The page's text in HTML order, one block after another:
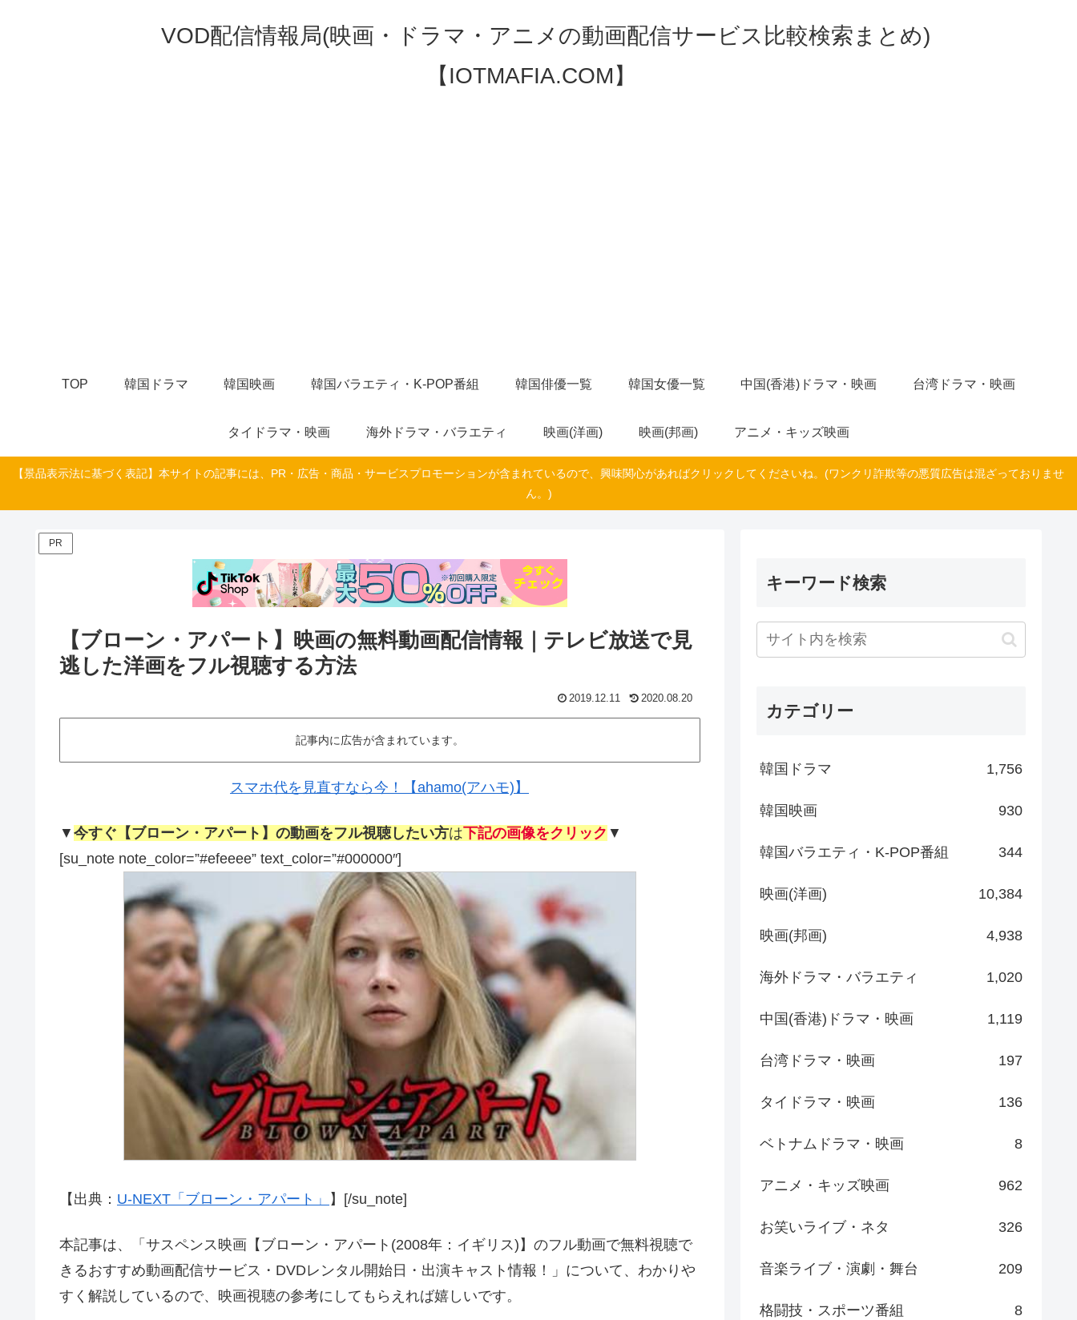
VOD配信情報局(映画・ドラマ・アニメの動画配信サービス比較検索まとめ)
【IOTMAFIA.COM】
TOP 韓国ドラマ 韓国映画 韓国バラエティ・K-POP番組 韓国俳優一覧 韓国女優一覧 中国(香港)ドラマ・映画 台湾ドラマ・映画
タイドラマ・映画 海外ドラマ・バラエティ 映画(洋画) 映画(邦画) アニメ・キッズ映画
【景品表示法に基づく表記】本サイトの記事には、PR・広告・商品・サービスプロモーションが含まれているので、興味関心があればクリックしてくださいね。(ワンクリ詐欺等の悪質広告は混ざっておりませ
ん。)
PR
【ブローン・アパート】映画の無料動画配信情報｜テレビ放送で見
逃した洋画をフル視聴する方法
2019.12.11 2020.08.20
記事内に広告が含まれています。
スマホ代を見直すなら今！【ahamo(アハモ)】
▼ 今すぐ【ブローン・アパート】の動画をフル視聴したい方は下記の画像をクリック ▼
[su_note note_color=”#efeeee” text_color=”#000000″]
【出典： U-NEXT「ブローン・アパート」 】[/su_note]
本記事は、「サスペンス映画【ブローン・アパート(2008年：イギリス)】のフル動画で無料視聴で
きるおすすめ動画配信サービス・DVDレンタル開始日・出演キャスト情報！」について、わかりや
すく解説しているので、映画視聴の参考にしてもらえれば嬉しいです。
キーワード検索
カテゴリー
韓国ドラマ 1,756
韓国映画 930
韓国バラエティ・K-POP番組 344
映画(洋画) 10,384
映画(邦画) 4,938
海外ドラマ・バラエティ 1,020
中国(香港)ドラマ・映画 1,119
台湾ドラマ・映画 197
タイドラマ・映画 136
ベトナムドラマ・映画 8
アニメ・キッズ映画 962
お笑いライブ・ネタ 326
音楽ライブ・演劇・舞台 209
格闘技・スポーツ番組 8